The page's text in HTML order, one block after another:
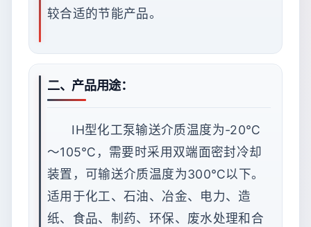
较合适的节能产品。
二、产品用途：
IH型化工泵输送介质温度为-20℃
～105℃，需要时采用双端面密封冷却
装置，可输送介质温度为300℃以下。
适用于化工、石油、冶金、电力、造
纸、食品、制药、环保、废水处理和合